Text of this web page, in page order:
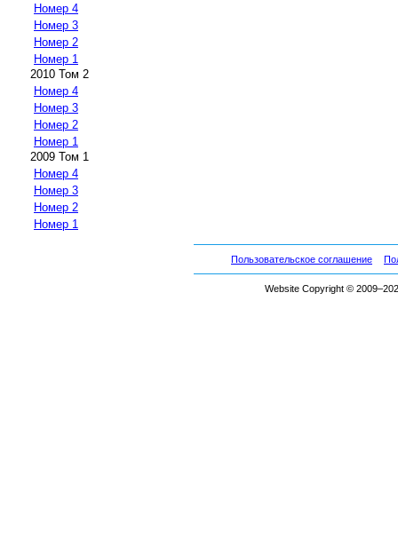
Номер 4
Номер 3
Номер 2
Номер 1
2010 Том 2
Номер 4
Номер 3
Номер 2
Номер 1
2009 Том 1
Номер 4
Номер 3
Номер 2
Номер 1
Пользовательское соглашение
Website Copyright ©